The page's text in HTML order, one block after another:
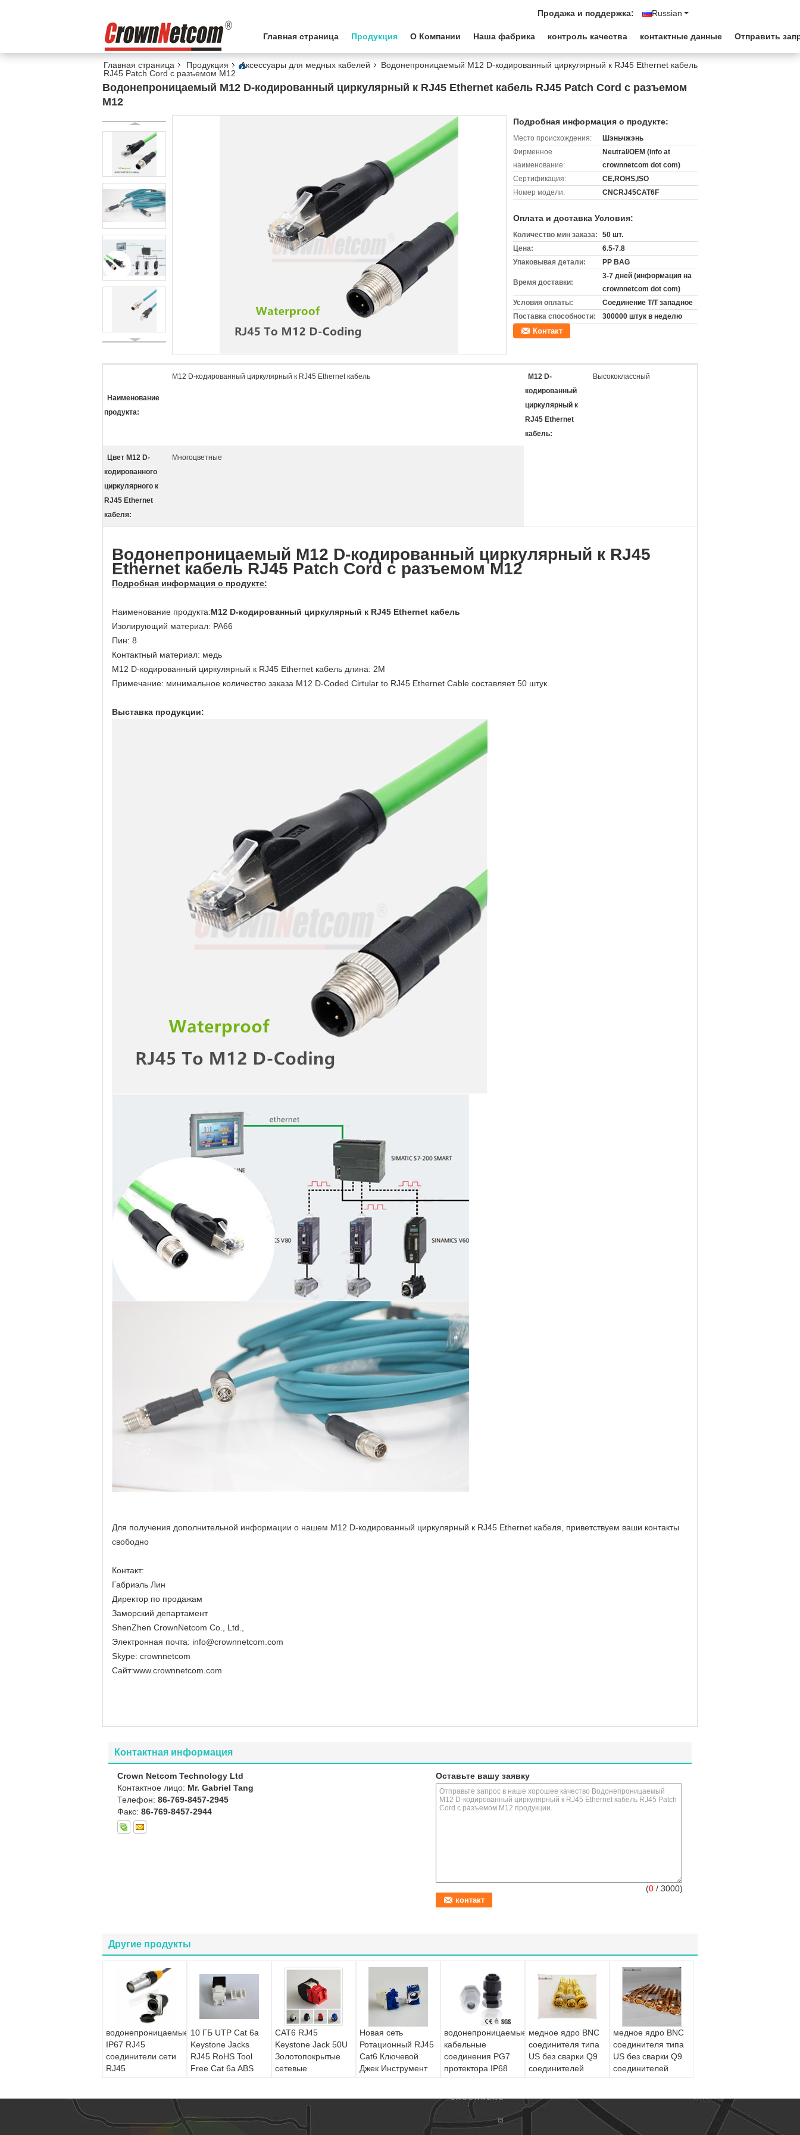
Russian
Продажа и поддержка:
Главная страница Продукция О Компании Наша фабрика контроль качества контактные данные Отправить
Главная страница Продукция Аксессуары для медных кабелей
Водонепроницаемый M12 D-кодированный циркулярный к RJ45 Ethernet кабель
RJ45 Patch Cord с разъемом M12
Водонепроницаемый M12 D-кодированный циркулярный к RJ45 Ethernet кабель RJ45 Patch Cord с разъемом
M12
Подробная информация о продукте:
Место происхождения:
Шэньчжэнь
Фирменное
наименование:
Neutral/OEM (info at
crownnetcom dot com)
Сертификация:
CE,ROHS,ISO
Номер модели:
CNCRJ45CAT6F
Оплата и доставка Условия:
Количество мин заказа:
50 шт.
Цена:
6.5-7.8
Упаковывая детали:
PP BAG
Время доставки:
3-7 дней (информация на
crownnetcom dot com)
Условия оплаты:
Соединение T/T западное
Поставка способности:
300000 штук в неделю
Контакт
Наименование
продукта:
M12 D-кодированный циркулярный к RJ45 Ethernet кабель
M12 D-
кодированный
циркулярный к
RJ45 Ethernet
кабель:
Высококлассный
Цвет M12 D-
кодированного
циркулярного к
RJ45 Ethernet
кабеля:
Многоцветные
Водонепроницаемый M12 D-кодированный циркулярный к RJ45
Ethernet кабель RJ45 Patch Cord с разъемом M12
Подробная информация о продукте:
Наименование продукта:M12 D-кодированный циркулярный к RJ45 Ethernet кабель
Изолирующий материал: PA66
Пин: 8
Контактный материал: медь
M12 D-кодированный циркулярный к RJ45 Ethernet кабель длина: 2M
Примечание: минимальное количество заказа M12 D-Coded Cirtular to RJ45 Ethernet Cable составляет 50 штук.
Выставка продукции:
Для получения дополнительной информации о нашем M12 D-кодированный циркулярный к RJ45 Ethernet кабеля, приветствуем ваши контакты
свободно
Контакт:
Габриэль Лин
Директор по продажам
Заморский департамент
ShenZhen CrownNetcom Co., Ltd.,
Электронная почта: info@crownnetcom.com
Skype: crownnetcom
Сайт:www.crownnetcom.com
Контактная информация
Crown Netcom Technology Ltd
Контактное лицо: Mr. Gabriel Tang
Телефон: 86-769-8457-2945
Факс: 86-769-8457-2944
Оставьте вашу заявку
(0 / 3000)
Другие продукты
водонепроницаемые
IP67 RJ45
соединители сети
RJ45
водонепроницаемый
наружной Ethernet
10 ГБ UTP Cat 6a
Keystone Jacks
RJ45 RoHS Tool
Free Cat 6a ABS
Категория 6a
CAT6 RJ45
Keystone Jack 50U
Золотопокрытые
сетевые
Новая сеть
Ротационный RJ45
Cat6 Ключевой
Джек Инструмент
водонепроницаемые
кабельные
соединения PG7
протектора IP68
медное ядро BNC
соединителя типа
US без сварки Q9
соединителей
медное ядро BNC
соединителя типа
US без сварки Q9
соединителей